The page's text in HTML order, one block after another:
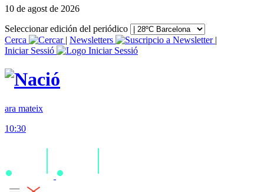
10 de agost de 2026
Seleccionar edición del periódico
Cerca
| Newsletters
|
Iniciar Sessió
ara mateix
10:30